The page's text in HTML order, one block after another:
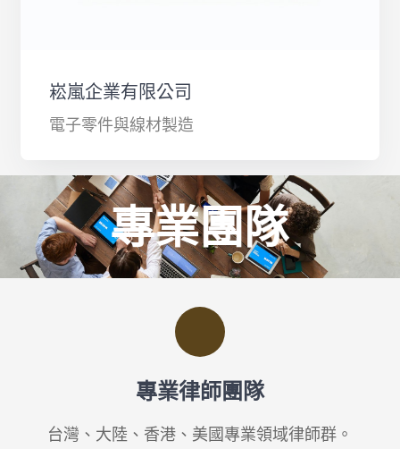
崧嵐企業有限公司
電子零件與線材製造
專業團隊
專業律師團隊
台灣、大陸、香港、美國專業領域律師群。